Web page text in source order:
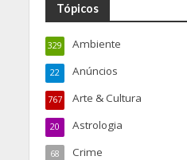
Tópicos
Ambiente
329
Anúncios
22
Arte & Cultura
767
Astrologia
20
Crime
68